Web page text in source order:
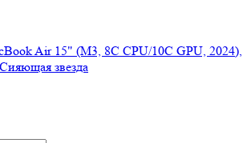
Air 15" (M3, 8C CPU/10C GPU, 2024),
звезда